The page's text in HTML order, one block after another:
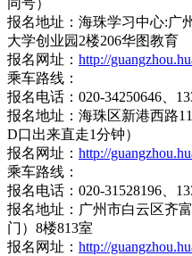
同号）
报名地址：海珠学习中心:广
大学创业园2楼206华图教育
报名网址： http://
乘车路线：
报名电话：020-34250646、
报名地址：海珠区新港西路
D口出来直走1分钟）
报名网址： http://
乘车路线：
报名电话：020-31528196、
报名地址：广州市白云区齐
门）8楼813室
报名网址： http://